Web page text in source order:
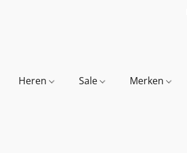
Heren Sale Merken